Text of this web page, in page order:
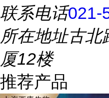
联系电话021-
所在地址古北
厦12楼
推荐产品